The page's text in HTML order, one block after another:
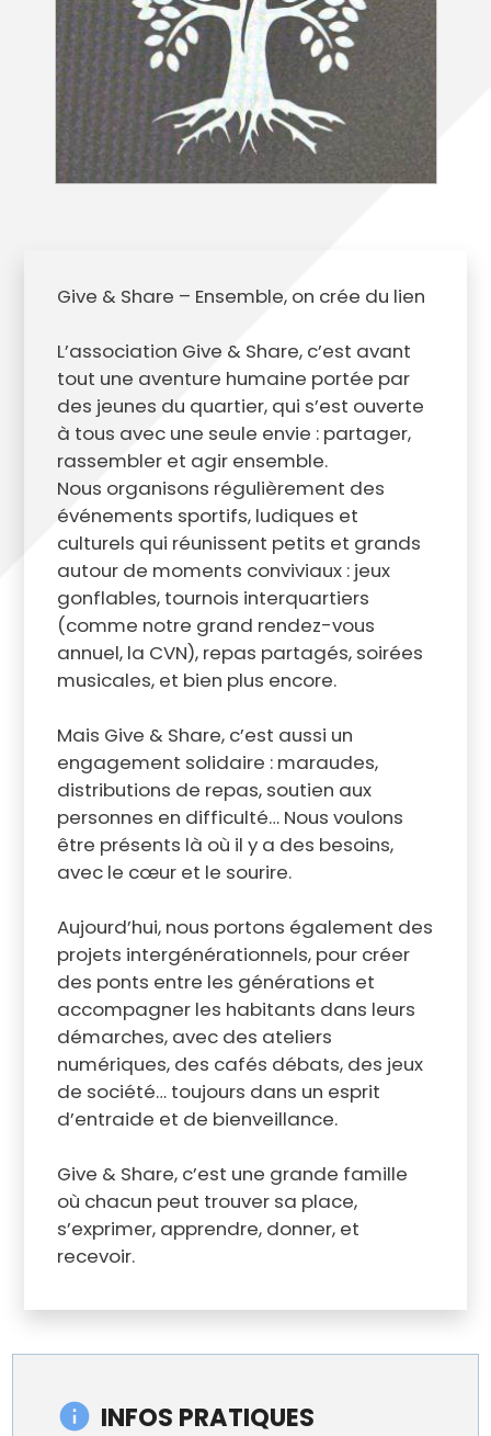
Give & Share – Ensemble, on crée du lien
L’association Give & Share, c’est avant
tout une aventure humaine portée par
des jeunes du quartier, qui s’est ouverte
à tous avec une seule envie : partager,
rassembler et agir ensemble.
Nous organisons régulièrement des
événements sportifs, ludiques et
culturels qui réunissent petits et grands
autour de moments conviviaux : jeux
gonflables, tournois interquartiers
(comme notre grand rendez-vous
annuel, la CVN), repas partagés, soirées
musicales, et bien plus encore.
Mais Give & Share, c’est aussi un
engagement solidaire : maraudes,
distributions de repas, soutien aux
personnes en difficulté… Nous voulons
être présents là où il y a des besoins,
avec le cœur et le sourire.
Aujourd’hui, nous portons également des
projets intergénérationnels, pour créer
des ponts entre les générations et
accompagner les habitants dans leurs
démarches, avec des ateliers
numériques, des cafés débats, des jeux
de société… toujours dans un esprit
d’entraide et de bienveillance.
Give & Share, c’est une grande famille
où chacun peut trouver sa place,
s’exprimer, apprendre, donner, et
recevoir.
INFOS PRATIQUES